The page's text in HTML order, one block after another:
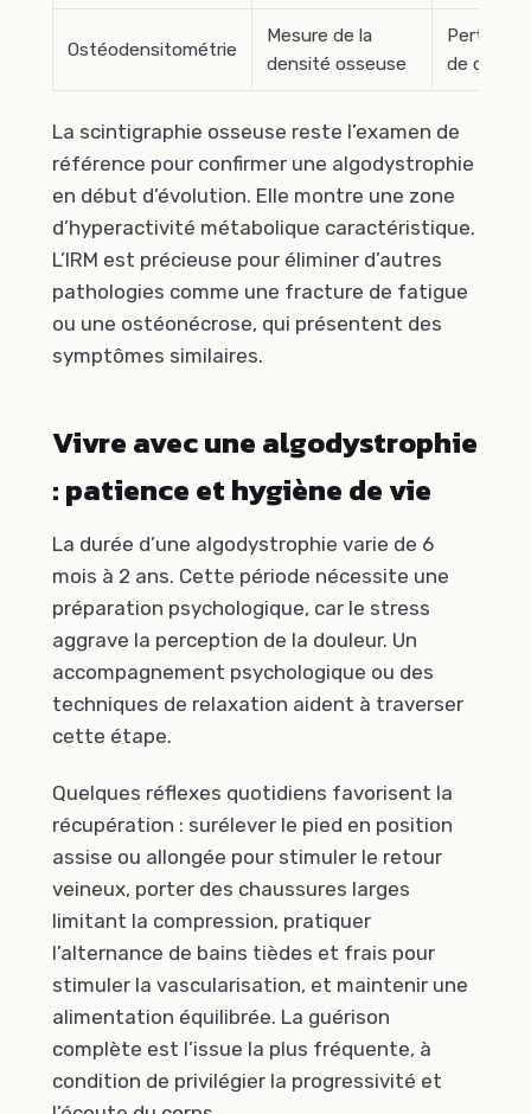
Ostéodensitométrie
Mesure de la
densité osseuse
Perte
de
La scintigraphie osseuse reste l’examen de
référence pour confirmer une algodystrophie
en début d’évolution. Elle montre une zone
d’hyperactivité métabolique caractéristique.
L’IRM est précieuse pour éliminer d’autres
pathologies comme une fracture de fatigue
ou une ostéonécrose, qui présentent des
symptômes similaires.
Vivre avec une algodystrophie
: patience et hygiène de vie
La durée d’une algodystrophie varie de 6
mois à 2 ans. Cette période nécessite une
préparation psychologique, car le stress
aggrave la perception de la douleur. Un
accompagnement psychologique ou des
techniques de relaxation aident à traverser
cette étape.
Quelques réflexes quotidiens favorisent la
récupération : surélever le pied en position
assise ou allongée pour stimuler le retour
veineux, porter des chaussures larges
limitant la compression, pratiquer
l’alternance de bains tièdes et frais pour
stimuler la vascularisation, et maintenir une
alimentation équilibrée. La guérison
complète est l’issue la plus fréquente, à
condition de privilégier la progressivité et